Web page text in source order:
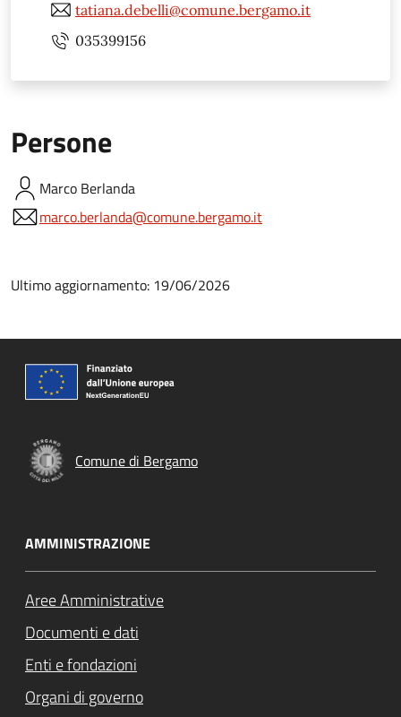
tatiana.debelli@comune.bergamo.it
035399156
Persone
Marco Berlanda
marco.berlanda@comune.bergamo.it
Ultimo aggiornamento: 19/06/2026
Comune di Bergamo
AMMINISTRAZIONE
Aree Amministrative
Documenti e dati
Enti e fondazioni
Organi di governo